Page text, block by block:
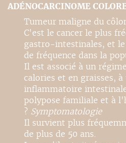
ADÉNOCARCINOME
Tumeur maligne du
C'est le cancer le plus
gastro-intestinales, et
de fréquence dans la
Il est associé à un
calories et en graisses,
inflammatoire
polypose familiale et à
? Symptomatologie
Il survient plus
de plus de 50 ans.